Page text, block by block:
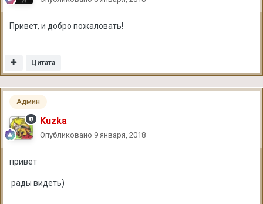
Привет, и добро пожаловать!
Цитата
Админ
Kuzka
Опубликовано 9 января, 2018
привет
рады видеть)